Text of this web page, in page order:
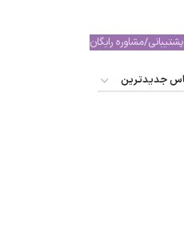
پشتیبانی/مشاوره رایگان